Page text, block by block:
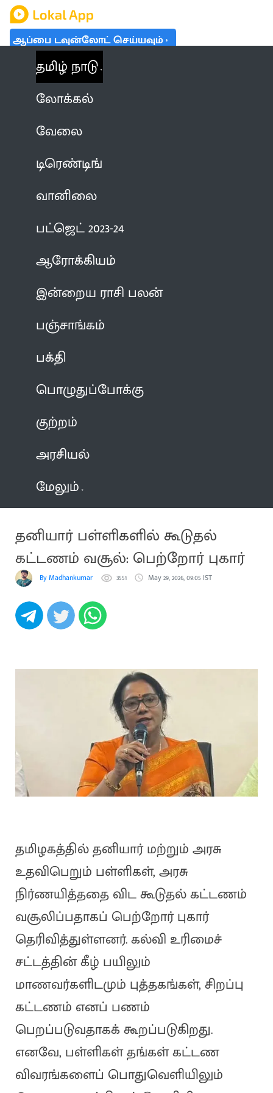
ஆப்பை டவுன்லோட் செய்யவும்
தமிழ் நாடு
லோக்கல்
வேலை
டிரெண்டிங்
வானிலை
பட்ஜெட் 2023-24
ஆரோக்கியம்
இன்றைய ராசி பலன்
பஞ்சாங்கம்
பக்தி
பொழுதுப்போக்கு
குற்றம்
அரசியல்
மேலும்
தனியார் பள்ளிகளில் கூடுதல்
கட்டணம் வசூல்: பெற்றோர் புகார்
By Madhankumar 3551 May 29, 2026, 09:05 IST
தமிழகத்தில் தனியார் மற்றும் அரசு
உதவிபெறும் பள்ளிகள், அரசு
நிர்ணயித்ததை விட கூடுதல் கட்டணம்
வசூலிப்பதாகப் பெற்றோர் புகார்
தெரிவித்துள்ளனர். கல்வி உரிமைச்
சட்டத்தின் கீழ் பயிலும்
மாணவர்களிடமும் புத்தகங்கள், சிறப்பு
கட்டணம் எனப் பணம்
பெறப்படுவதாகக் கூறப்படுகிறது.
எனவே, பள்ளிகள் தங்கள் கட்டண
விவரங்களைப் பொதுவெளியிலும்